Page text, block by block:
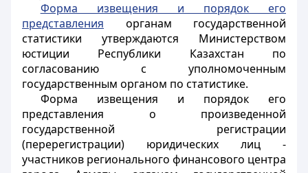
Форма извещения и порядок его
представления органам государственной
статистики утверждаются Министерством
юстиции Республики Казахстан по
согласованию с уполномоченным
государственным органом по статистике.
Форма извещения и порядок его
представления о произведенной
государственной регистрации
(перерегистрации) юридических лиц -
участников регионального финансового центра